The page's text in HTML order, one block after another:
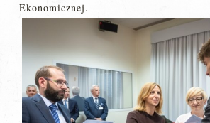
Ekonomicznej.